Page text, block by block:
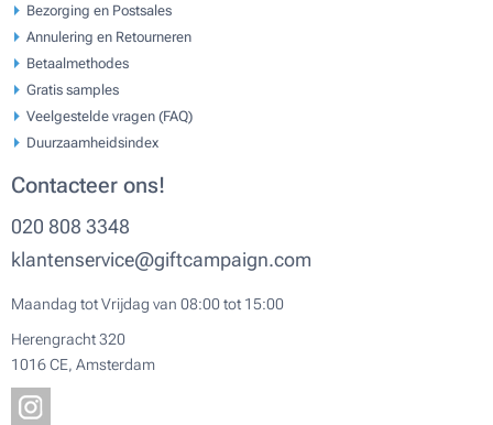
Bezorging en Postsales
Annulering en Retourneren
Betaalmethodes
Gratis samples
Veelgestelde vragen (FAQ)
Duurzaamheidsindex
Contacteer ons!
020 808 3348
klantenservice@giftcampaign.com
Maandag tot Vrijdag van 08:00 tot 15:00
Herengracht 320
1016 CE, Amsterdam